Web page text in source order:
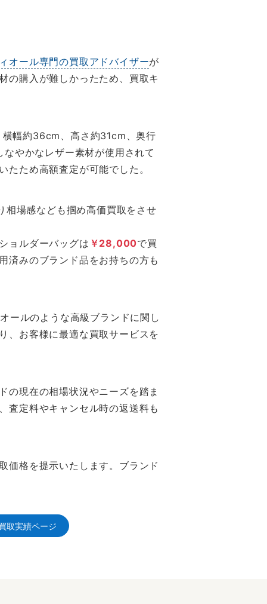
オール専門の買取アドバイザーが
の購入が難しかったため、買取キ
幅約36cm、高さ約31cm、奥行
やかなレザー素材が使用されて
ため高額査定が可能でした。
相場感なども掴め高価買取をさせ
ョルダーバッグは ￥28,000で買
済みのブランド品をお持ちの方も
ールのような高級ブランドに関し
、お客様に最適な買取サービスを
の現在の相場状況やニーズを踏ま
査定料やキャンセル時の返送料も
価格を提示いたします。ブランド
取実績ページ